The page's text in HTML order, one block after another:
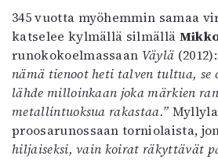
345 vuotta myöhemmin samaa
katselee kylmällä silmällä
runokokoelmassaan Väylä (2012):
nämä tienoot heti talven tultua, se
lähde milloinkaan joka märkien
metallintuoksua rakastaa.”
proosarunossaan torniolaista,
hiljaiseksi, vain koirat räkyttävät